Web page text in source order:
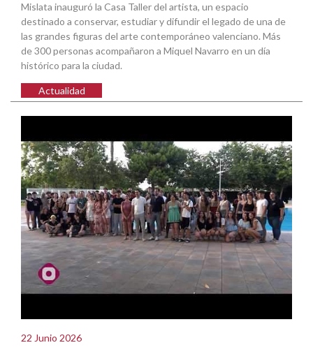
Mislata inauguró la Casa Taller del artista, un espacio
destinado a conservar, estudiar y difundir el legado de una de
las grandes figuras del arte contemporáneo valenciano. Más
de 300 personas acompañaron a Miquel Navarro en un día
histórico para la ciudad.
Actualidad
22 Junio 2026